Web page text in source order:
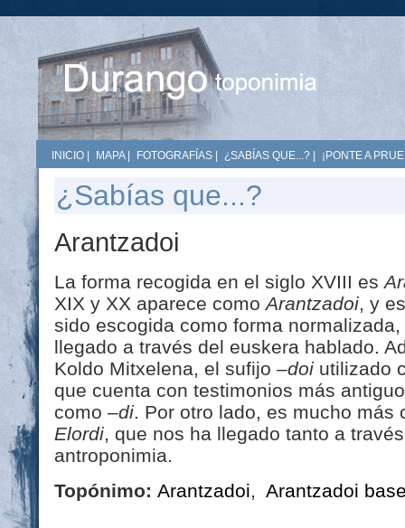
INICIO MAPA| FOTOGRAFÍAS ¿SABÍAS QUE...? ¡PONTE A
¿Sabías que...?
Arantzadoi
La forma recogida en el siglo XVIII es
XIX y XX aparece comoArantzadoi, y
sido escogida como forma
llegado a través del euskera hablado.
Koldo Mitxelena, el sufijo –doi utilizado
que cuenta con testimonios más
como –di. Por otro lado, es mucho
Elordi, que nos ha llegado tanto a
antroponimia.
Topónimo: Arantzadoi, Arantzadoi